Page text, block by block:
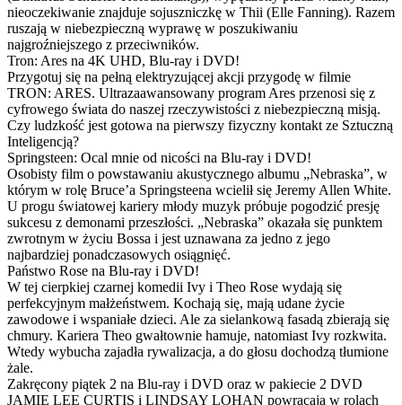
nieoczekiwanie znajduje sojuszniczkę w Thii (Elle Fanning). Razem
ruszają w niebezpieczną wyprawę w poszukiwaniu
najgroźniejszego z przeciwników.
Tron: Ares na 4K UHD, Blu-ray i DVD!
Przygotuj się na pełną elektryzującej akcji przygodę w filmie
TRON: ARES. Ultrazaawansowany program Ares przenosi się z
cyfrowego świata do naszej rzeczywistości z niebezpieczną misją.
Czy ludzkość jest gotowa na pierwszy fizyczny kontakt ze Sztuczną
Inteligencją?
Springsteen: Ocal mnie od nicości na Blu-ray i DVD!
Osobisty film o powstawaniu akustycznego albumu „Nebraska”, w
którym w rolę Bruce’a Springsteena wcielił się Jeremy Allen White.
U progu światowej kariery młody muzyk próbuje pogodzić presję
sukcesu z demonami przeszłości. „Nebraska” okazała się punktem
zwrotnym w życiu Bossa i jest uznawana za jedno z jego
najbardziej ponadczasowych osiągnięć.
Państwo Rose na Blu-ray i DVD!
W tej cierpkiej czarnej komedii Ivy i Theo Rose wydają się
perfekcyjnym małżeństwem. Kochają się, mają udane życie
zawodowe i wspaniałe dzieci. Ale za sielankową fasadą zbierają się
chmury. Kariera Theo gwałtownie hamuje, natomiast Ivy rozkwita.
Wtedy wybucha zajadła rywalizacja, a do głosu dochodzą tłumione
żale.
Zakręcony piątek 2 na Blu-ray i DVD oraz w pakiecie 2 DVD
JAMIE LEE CURTIS i LINDSAY LOHAN powracają w rolach